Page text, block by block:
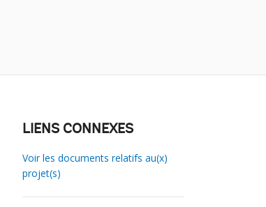
LIENS CONNEXES
Voir les documents relatifs au(x)
projet(s)